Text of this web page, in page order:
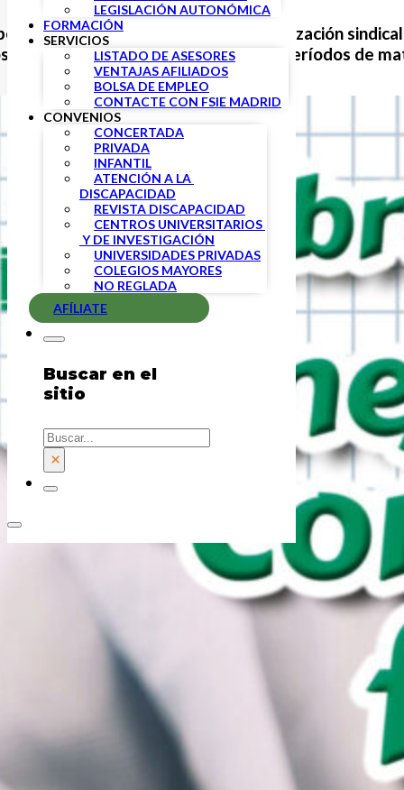
LEGISLACIÓN AUTONÓMICA
FORMACIÓN
SERVICIOS
LISTADO DE ASESORES
VENTAJAS AFILIADOS
BOLSA DE EMPLEO
CONTACTE CON FSIE MADRID
CONVENIOS
CONCERTADA
PRIVADA
INFANTIL
ATENCIÓN A LA
DISCAPACIDAD
REVISTA DISCAPACIDAD
CENTROS UNIVERSITARIOS
Y DE INVESTIGACIÓN
UNIVERSIDADES PRIVADAS
COLEGIOS MAYORES
NO REGLADA
AFÍLIATE
Buscar en el
sitio
Buscar
×
de Enseñanza (FSIE), organización
coincidiendo con la apertura de los períodos de